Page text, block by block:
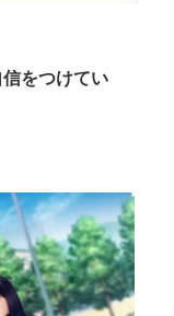
をつけてい